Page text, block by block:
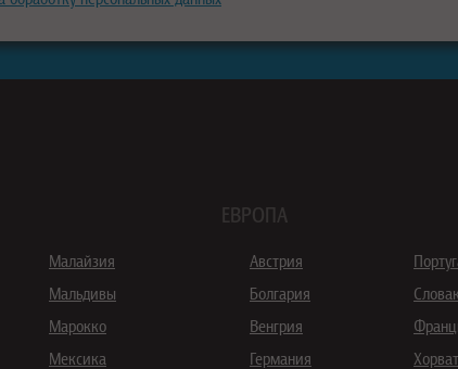
Малайзия
Мальдивы
Марокко
Мексика
ЕВРОПА
Австрия
Болгария
Венгрия
Германия